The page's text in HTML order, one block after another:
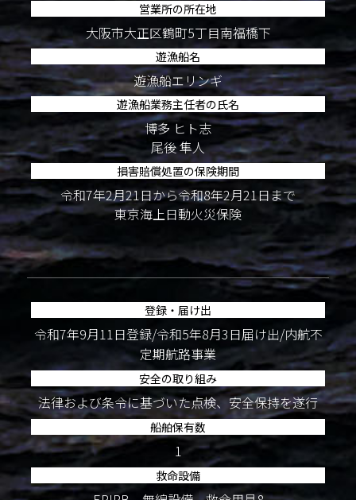
営業所の所在地
大阪市大正区鶴町5丁目南福橋下
遊漁船名
遊漁船エリンギ
遊漁船業務主任者の氏名
博多 ヒト志
尾後 隼人
損害賠償処置の保険期間
令和7年2月21日から令和8年2月21日まで
東京海上日動火災保険
登録・届け出
令和7年9月11日登録/令和5年8月3日届け出/内航不
定期航路事業
安全の取り組み
法律および条令に基づいた点検、安全保持を遂行
船舶保有数
1
救命設備